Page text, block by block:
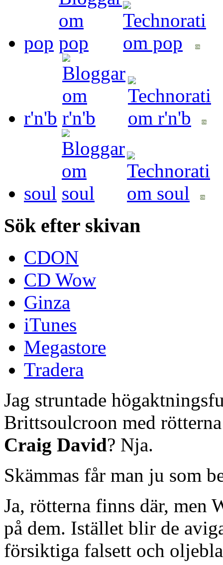
pop
r'n'b
soul
Sök efter skivan
CDON
CD Wow
Ginza
iTunes
Megastore
Tradera
Jag struntade
Brittsoulcroon med
Craig David? Nja.
Skämmas får man ju som
Ja, rötterna finns där, men
på dem. Istället blir de
försiktiga falsett och